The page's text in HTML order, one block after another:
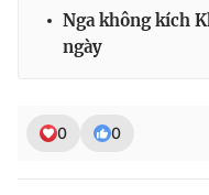
Nga không kích
ngày
0 0